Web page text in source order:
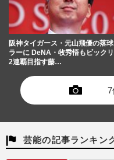
阪神タイガース・元山飛優の落
ラーに DeNA・牧秀悟もビックリ
2連覇目指す藤…
7
芸能の記事ランキン